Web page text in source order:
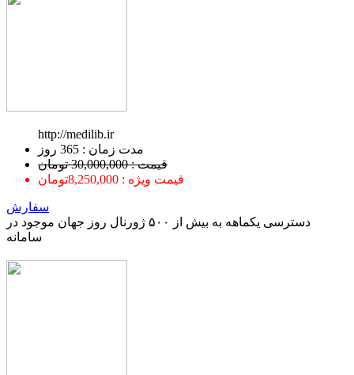
http://medilib.ir
ﻣﺪﺕ ﺯﻣﺎﻥ : 365 ﺭﻭﺯ
قیمت : 30,000,000 تومان
قیمت ویژه : 8,250,000تومان
سفارش
دسترسی یکماهه به بیش از ۵۰۰ ژورنال روز جهان موجود در
سامانه